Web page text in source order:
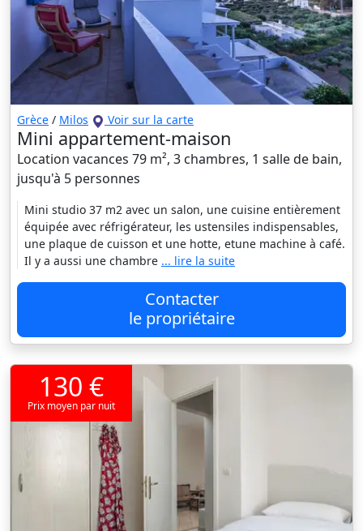
Grèce / Milos Voir sur la carte
Mini appartement-maison
Location vacances 79 m², 3 chambres, 1 salle de bain,
jusqu'à 5 personnes
Mini studio 37 m2 avec un salon, une cuisine entièrement
équipée avec réfrigérateur, les ustensiles indispensables,
une plaque de cuisson et une hotte, etune machine à café.
Il y a aussi une chambre ... lire la suite
Contacter
le propriétaire
130 €
Prix moyen par nuit